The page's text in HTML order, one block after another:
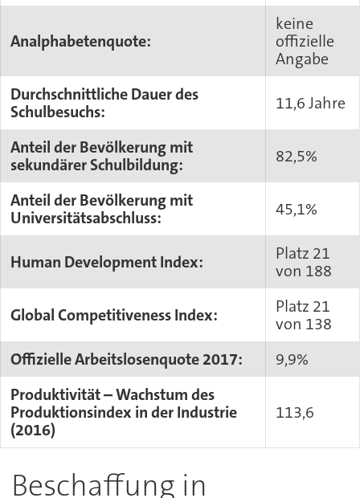
Analphabetenquote:
keine
offizielle
Angabe
Durchschnittliche Dauer des
Schulbesuchs:
11,6 Jahre
Anteil der Bevölkerung mit
sekundärer Schulbildung:
82,5%
Anteil der Bevölkerung mit
Universitätsabschluss:
45,1%
Human Development Index:
Platz 21
von 188
Global Competitiveness Index:
Platz 21
von 138
Offizielle Arbeitslosenquote 2017:
9,9%
Produktivität – Wachstum des
Produktionsindex in der Industrie
(2016)
113,6
Beschaffung in